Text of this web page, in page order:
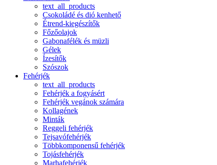
text_all_products
Csokoládé és dió kenhető
Étrend-kiegészítők
Főzőolajok
Gabonafélék és müzli
Gélek
Ízesítők
Szószok
Fehérjék
text_all_products
Fehérjék a fogyásért
Fehérjék vegánok számára
Kollagének
Minták
Reggeli fehérjék
Tejsavófehérjék
Többkomponensű fehérjék
Tojásfehérjék
Marhafehérjék